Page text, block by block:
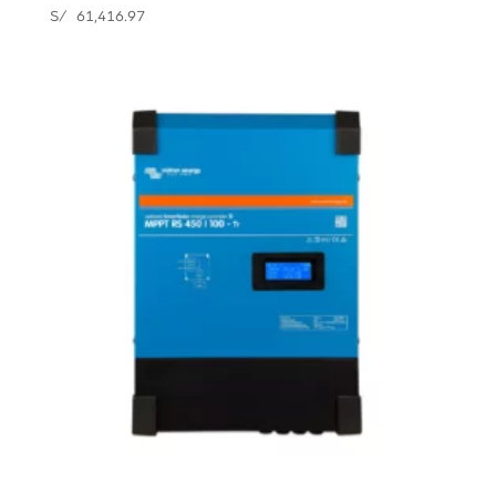
S/61,416.97